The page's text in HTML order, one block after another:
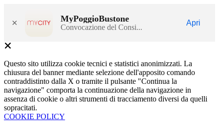
× MyPoggioBustone
Convocazione del Consi...
Apri
Questo sito utilizza cookie tecnici e statistici anonimizzati. La
chiusura del banner mediante selezione dell'apposito comando
contraddistinto dalla X o tramite il pulsante "Continua la
navigazione" comporta la continuazione della navigazione in
assenza di cookie o altri strumenti di tracciamento diversi da quelli
sopracitati.
COOKIE POLICY